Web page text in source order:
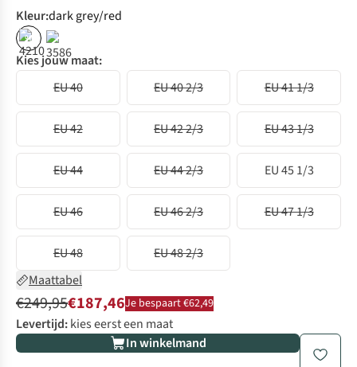
Kleur:dark grey/red
%
Kies jouw maat:
EU 40
EU 40 2/3 EU 41 1/3
EU 42 EU 42 2/3 EU 43 1/3
EU 44 EU 44 2/3 EU 45 1/3
EU 46 EU 46 2/3 EU 47 1/3
EU 48
EU 48 2/3
Maattabel
€249,95€187,46Je bespaart €62,49
Levertijd:kies eerst een maat
In winkelmand